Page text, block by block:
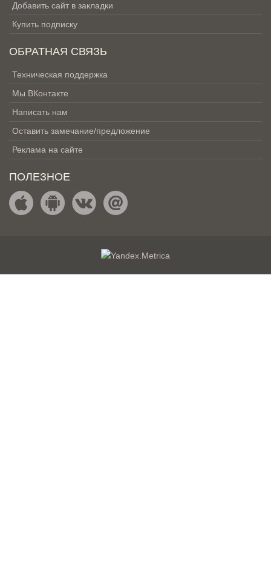
Добавить сайт в закладки
Купить подписку
ОБРАТНАЯ СВЯЗЬ
Техническая поддержка
Мы ВКонтакте
Написать нам
Оставить замечание/предложение
Реклама на сайте
ПОЛЕЗНОЕ